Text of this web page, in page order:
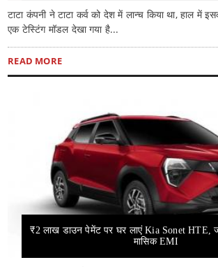
टाटा कंपनी ने टाटा कर्व को देश में लान्च किया था, हाल में
एक टेस्टिंग मॉडल देखा गया है...
READ MORE
₹2 लाख डाउन पेमेंट पर घर लाएं Kia Sonet HTE,
मासिक EMI